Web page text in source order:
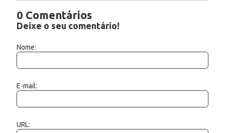
0 Comentários
Deixe o seu comentário!
Nome:
E-mail:
URL: